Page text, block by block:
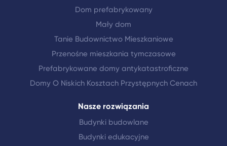
Dom prefabrykowany
Mały dom
Tanie Budownictwo Mieszkaniowe
Przenośne mieszkania tymczasowe
Prefabrykowane domy antykatastroficzne
Domy O Niskich Kosztach Przystępnych Cenach
Nasze rozwiązania
Budynki budowlane
Budynki edukacyjne